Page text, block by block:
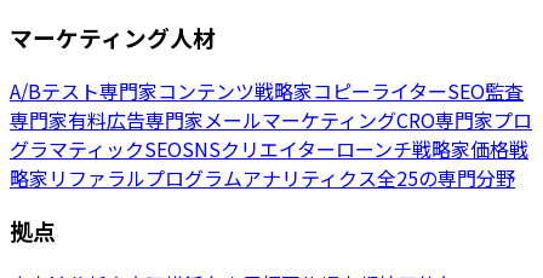
マーケティング人材
A/Bテスト専門家コンテンツ戦略家コピーライターSEO監査
専門家有料広告専門家メールマーケティングCRO専門家プロ
グラマティックSEOSNSクリエイターローンチ戦略家価格戦
略家リファラルプログラムアナリティクス全25の専門分野
拠点